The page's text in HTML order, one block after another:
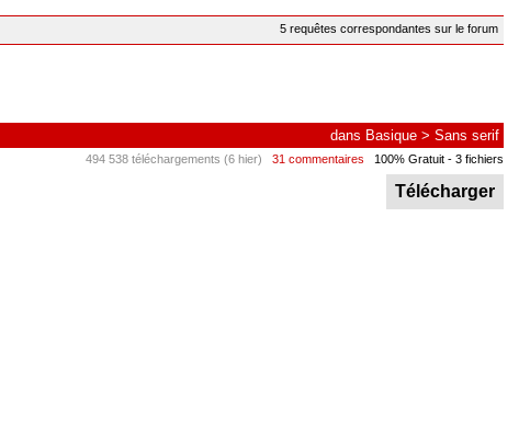
5 requêtes correspondantes sur le forum
dans Basique > Sans serif
494 538 téléchargements (6 hier) 31 commentaires 100% Gratuit - 3 fichiers
Télécharger